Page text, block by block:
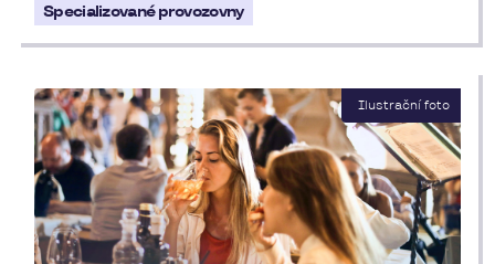
Specializované provozovny